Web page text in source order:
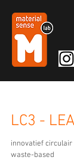
LC3 -
innovatief circulair
waste-based